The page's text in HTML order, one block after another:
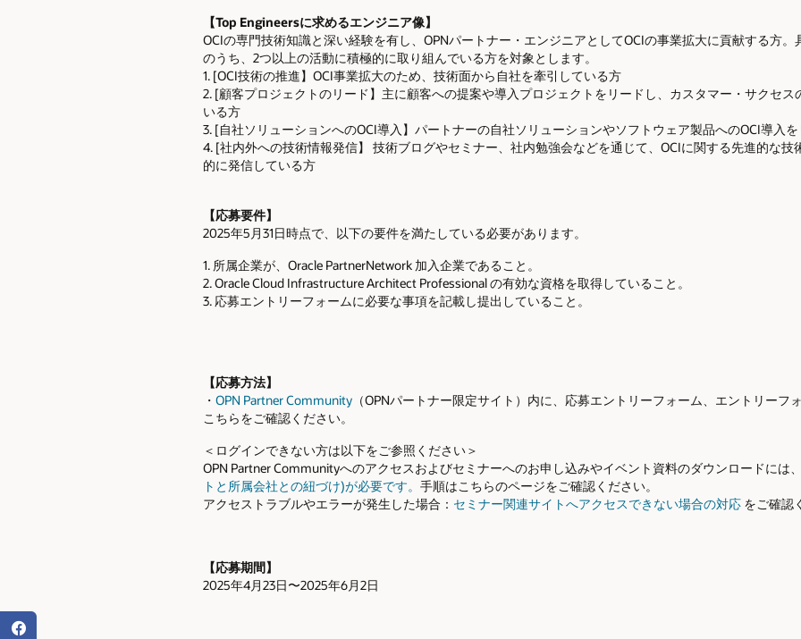
【Top Engineersに求めるエンジニア像】
OCIの専門技術知識と深い経験を有し、OPNパートナー・エンジニアとしてOCIの事業拡大に貢献する方
のうち、2つ以上の活動に積極的に取り組んでいる方を対象とします。
1. [OCI技術の推進】OCI事業拡大のため、技術面から自社を牽引している方
2. [顧客プロジェクトのリード】主に顧客への提案や導入プロジェクトをリードし、カスタマー・サクセス
いる方
3. [自社ソリューションへのOCI導入】パートナーの自社ソリューションやソフトウェア製品へのOCI導入
4. [社内外への技術情報発信】 技術ブログやセミナー、社内勉強会などを通じて、OCIに関する先進的な
的に発信している方
【応募要件】
2025年5月31日時点で、以下の要件を満たしている必要があります。
1. 所属企業が、Oracle PartnerNetwork 加入企業であること。
2. Oracle Cloud Infrastructure Architect Professional の有効な資格を取得していること。
3. 応募エントリーフォームに必要な事項を記載し提出していること。
【応募方法】
・ OPN Partner Community （OPNパートナー限定サイト）内に、応募エントリーフォーム、エントリーフ
こちらをご確認ください。
＜ログインできない方は以下をご参照ください＞
OPN Partner Communityへのアクセスおよびセミナーへのお申し込みやイベント資料のダウンロードには、
トと所属会社との紐づけ)が必要です。 手順はこちらのページをご確認ください。
アクセストラブルやエラーが発生した場合： セミナー関連サイトへアクセスできない場合の対応 をご確認
【応募期間】
2025年4月23日〜2025年6月2日